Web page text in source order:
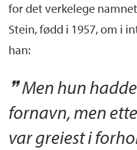
for det verkelege
Stein, fødd i 1957, om i
han:
Men hun
fornavn, men
var greiest i